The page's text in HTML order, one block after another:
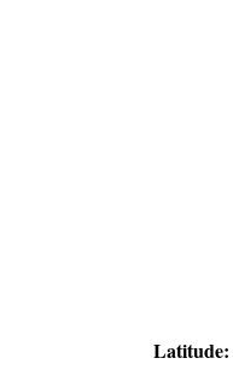
Latitude: